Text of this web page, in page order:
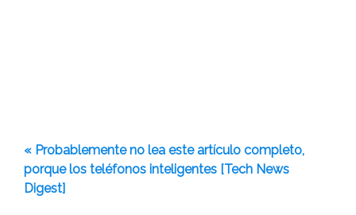
« Probablemente no lea este artículo completo,
porque los teléfonos inteligentes [Tech News
Digest]